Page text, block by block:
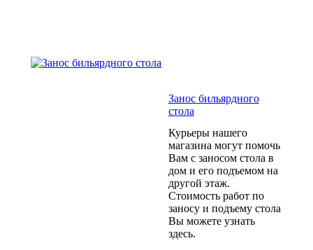
Занос бильярдного
стола
Курьеры нашего
магазина могут помочь
Вам с заносом стола в
дом и его подъемом на
другой этаж.
Стоимость работ по
заносу и подъему стола
Вы можете узнать
здесь.